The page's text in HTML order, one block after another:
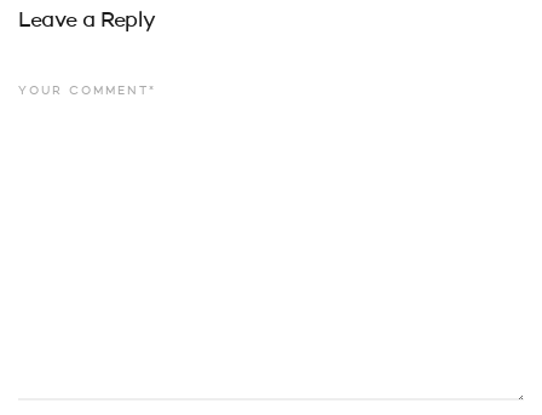
Leave a Reply
YOUR COMMENT*